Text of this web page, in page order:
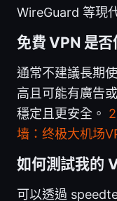
WireGuard 等現
免費 VPN 是否
通常不建議長期
高且可能有廣告
穩定且更安全。
墙：终极大机场
如何測試我的
可以透過